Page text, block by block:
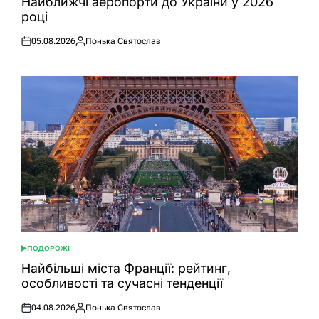
році
Оприлюднено
05.08.2026
Опубліковано
Понька Святослав
ОПУБЛІКУВАТИ
У
ПОДОРОЖІ
Найбільші міста Франції: рейтинг,
особливості та сучасні тенденції
Оприлюднено
04.08.2026
Опубліковано
Понька Святослав